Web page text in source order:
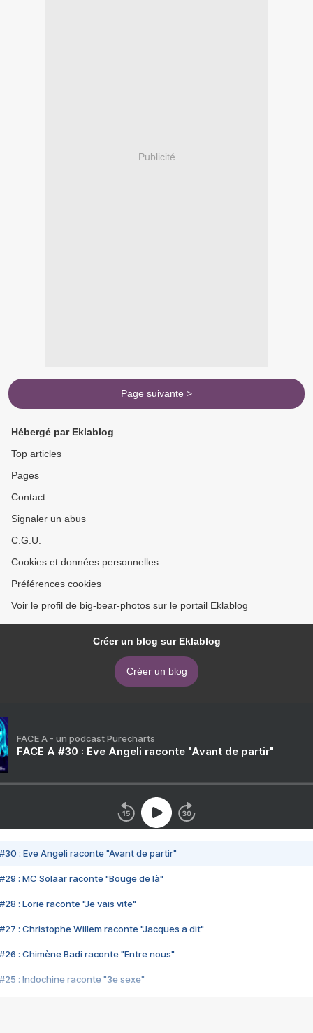
Publicité
Page suivante >
Hébergé par Eklablog
Top articles
Pages
Contact
Signaler un abus
C.G.U.
Cookies et données personnelles
Préférences cookies
Voir le profil de big-bear-photos sur le portail Eklablog
Créer un blog sur Eklablog
Créer un blog
FACE A - un podcast Purecharts
FACE A #30 : Eve Angeli raconte "Avant de partir"
#30 : Eve Angeli raconte "Avant de partir"
#29 : MC Solaar raconte "Bouge de là"
#28 : Lorie raconte "Je vais vite"
#27 : Christophe Willem raconte "Jacques a dit"
#26 : Chimène Badi raconte "Entre nous"
#25 : Indochine raconte "3e sexe"